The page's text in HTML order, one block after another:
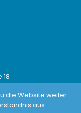
die Website weiter
aus.